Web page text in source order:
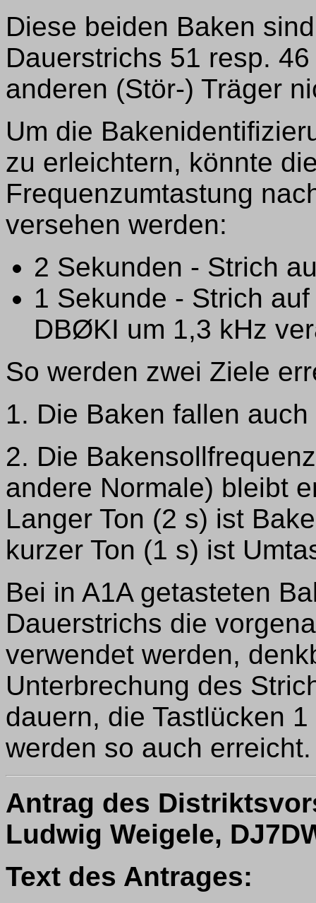
Diese beiden Baken
Dauerstrichs 51 resp.
anderen (Stör-) Träger
Um die
zu erleichtern, könnte
Frequenzumtastung
versehen werden:
2 Sekunden - Strich
1 Sekunde - Strich
DBØKI um 1,3 kHz
So werden zwei Ziele
1. Die Baken fallen
2. Die
andere Normale) bleibt
Langer Ton (2 s) ist
kurzer Ton (1 s) ist
Bei in A1A getasteten
Dauerstrichs die
verwendet werden,
Unterbrechung des
dauern, die Tastlücken
werden so auch erreicht.
Antrag des
Ludwig Weigele,
Text des Antrages: